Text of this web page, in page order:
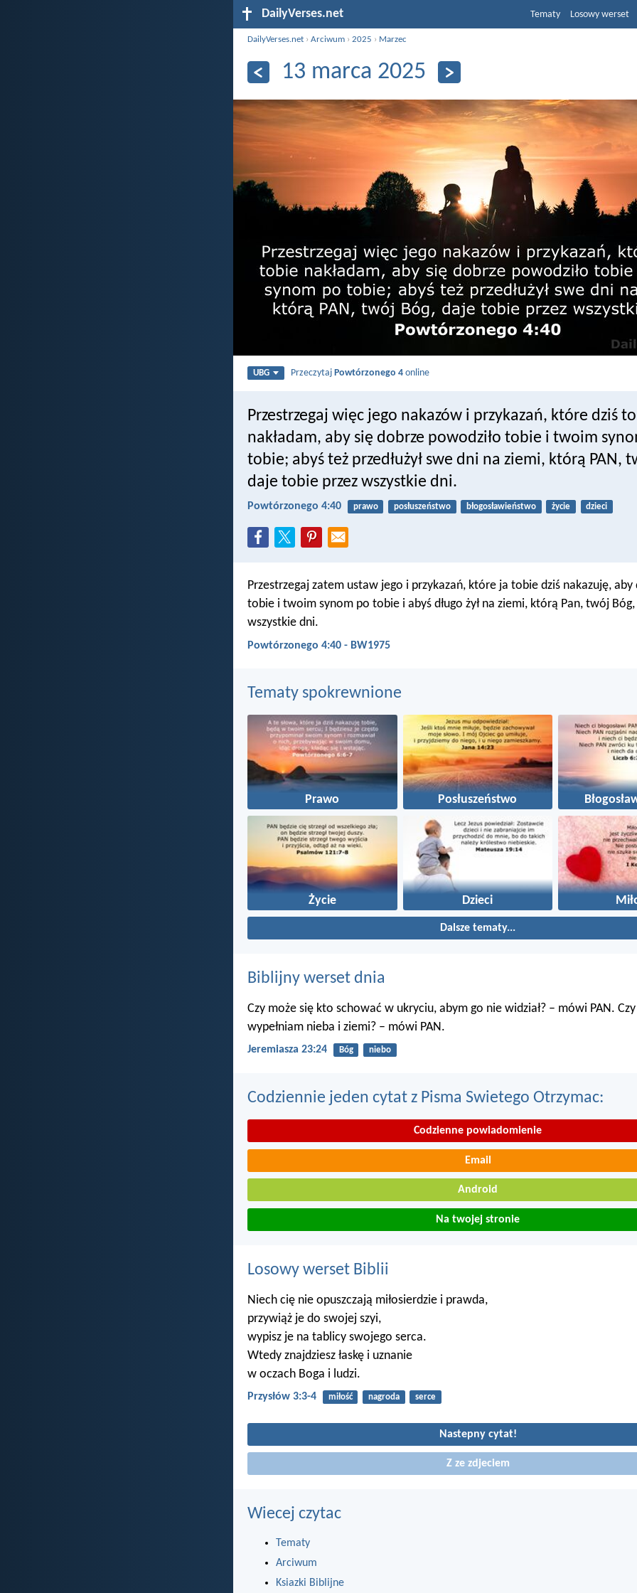
DailyVerses.net Tematy Losowy werset
DailyVerses.net ›Arciwum ›2025 › Marzec
13 marca 2025
UBG PrzeczytajPowtórzonego 4 online
Przestrzegaj więc jego nakazów i przykazań, które dziś
nakładam, aby się dobrze powodziło tobie i twoim
tobie; abyś też przedłużył swe dni na ziemi, którą PAN,
daje tobie przez wszystkie dni.
Powtórzonego 4:40 prawo posłuszeństwo błogosławieństwo życie dzieci
Przestrzegaj zatem ustaw jego i przykazań, które ja tobie dziś nakazuję, aby
tobie i twoim synom po tobie i abyś długo żył na ziemi, którą Pan, twój
wszystkie dni.
Powtórzonego 4:40 - BW1975
Tematy spokrewnione
Prawo Posłuszeństwo
Życie Dzieci
Dalsze tematy...
Biblijny werset dnia
Czy może się kto schować w ukryciu, abym go nie widział? – mówi PAN.
wypełniam nieba i ziemi? – mówi PAN.
Jeremiasza 23:24 Bóg niebo
Codziennie jeden cytat z Pisma Swietego Otrzymac:
Codzienne powiadomienie
Email
Android
Na twojej stronie
Losowy werset Biblii
Niech cię nie opuszczają miłosierdzie i prawda,
przywiąż je do swojej szyi,
wypisz je na tablicy swojego serca.
Wtedy znajdziesz łaskę i uznanie
w oczach Boga i ludzi.
Przysłów 3:3-4 miłość nagroda serce
Nastepny cytat!
Z ze zdjeciem
Wiecej czytac
Tematy
Arciwum
Ksiazki Biblijne